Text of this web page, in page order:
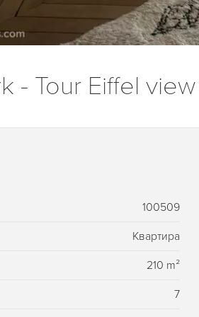
- Tour Eiffel view
100509
Квартира
210 m²
7